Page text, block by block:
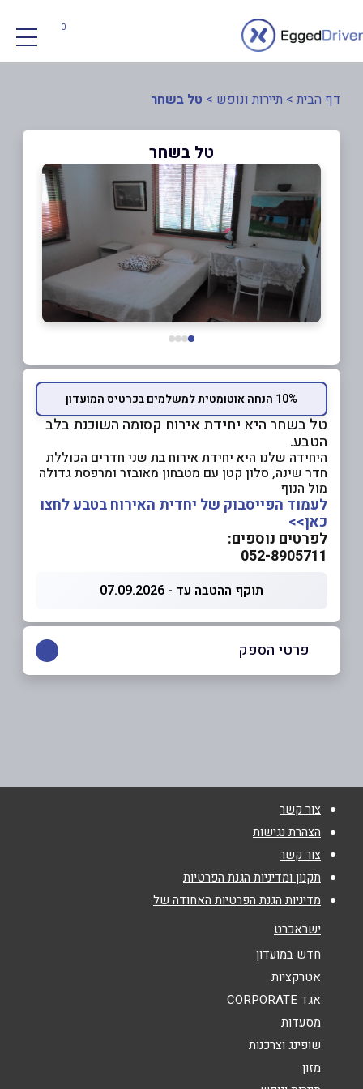
0
דף הבית > תיירות ונופש > טל בשחר
טל בשחר
10% הנחה אוטומטית למשלמים בכרטיס המועדון
טל בשחר היא יחידת אירוח קסומה השוכנת בלב
הטבע.
היחידה שלנו היא יחידת אירוח בת שני חדרים הכוללת
חדר שינה, סלון קטן עם מטבחון מאובזר ומרפסת גדולה
מול הנוף
לעמוד הפייסבוק של יחדית האירוח בטבע לחצו
כאן>>
לפרטים נוספים:
052-8905711
תוקף ההטבה עד - 07.09.2026
פרטי הספק
שם מלא
טלפון*
נושא*
אנא חזרו אלי בקשר ל...
הודעה*
צור קשר
הצהרת נגישות
צור קשר
תקנון ומדיניות הגנת הפרטיות
מדיניות הגנת הפרטיות האחודה של
ישראכרט
חדש במועדון
אטרקציות
אגד CORPORATE
מסעדות
שופינג וצרכנות
מזון